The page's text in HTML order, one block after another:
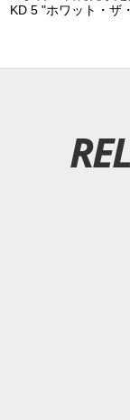
KD 5 "ホワット・ザ